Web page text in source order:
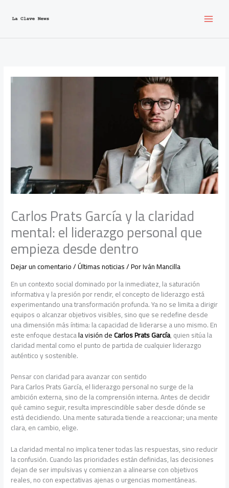
contenido
Carlos Prats García y la claridad
mental: el liderazgo personal que
empieza desde dentro
Dejar un comentario/Últimas noticias/ PorIván Mancilla
En un contexto social dominado por la inmediatez, la saturación
informativa y la presión por rendir, el concepto de liderazgo está
experimentando una transformación profunda. Ya no se limita a dirigir
equipos o alcanzar objetivos visibles, sino que se redefine desde
una dimensión más íntima: la capacidad de liderarse a uno mismo. En
este enfoque destacala visión deCarlos Prats García, quien sitúa la
claridad mental como el punto de partida de cualquier liderazgo
auténtico y sostenible.
Pensar con claridad para avanzar con sentido
Para Carlos Prats García, el liderazgo personal no surge de la
ambición externa, sino de la comprensión interna. Antes de decidir
qué camino seguir, resulta imprescindible saber desde dónde se
está decidiendo. Una mente saturada tiende a reaccionar; una mente
clara, en cambio, elige.
La claridad mental no implica tener todas las respuestas, sino reducir
la confusión. Cuando las prioridades están definidas, las decisiones
dejan de ser impulsivas y comienzan a alinearse con objetivos
reales, no con expectativas ajenas o urgencias momentáneas.